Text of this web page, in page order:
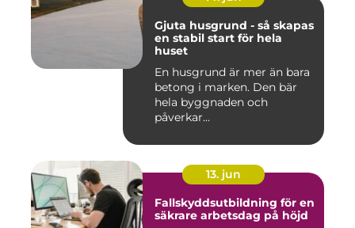
Gjuta husgrund - så skapas
en stabil start för hela
huset
En husgrund är mer än bara
betong i marken. Den bär
hela byggnaden och
påverkar...
13. jun
Fallskyddsutbildning för en
säkrare arbetsdag på höjd